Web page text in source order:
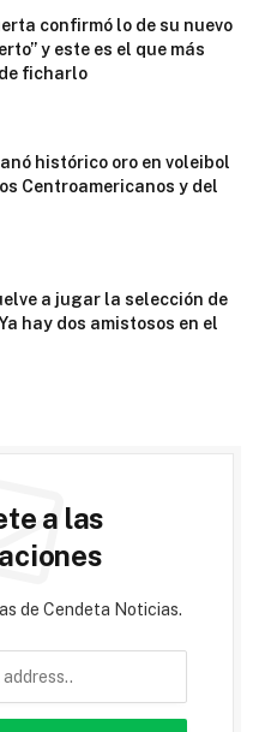
confirmó lo de su nuevo
y este es el que más
ficharlo
histórico oro en voleibol
Centroamericanos y del
a jugar la selección de
hay dos amistosos en el
a las
de Cendeta Noticias.